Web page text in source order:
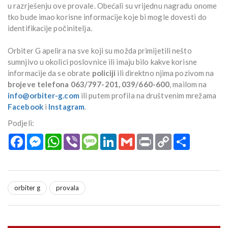
u razrješenju ove provale. Obećali su vrijednu nagradu onome
tko bude imao korisne informacije koje bi mogle dovesti do
identifikacije počinitelja.
Orbiter G apelira na sve koji su možda primijetili nešto
sumnjivo u okolici poslovnice ili imaju bilo kakve korisne
informacije da se obrate policiji ili direktno njima pozivom na
brojeve telefona 063/797-201, 039/660-600, mailom na
info@orbiter-g.com ili putem profila na društvenim mrežama
Facebooki Instagram.
Podjeli:
FacebookMessengerWhatsApp
Viber MessageLinkedInGmail Print Copy
Link
orbiter g provala